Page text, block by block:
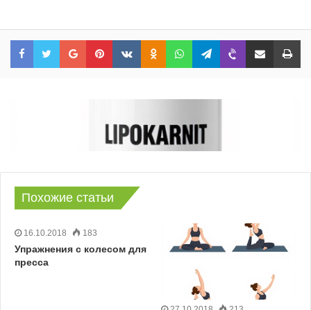
Facebook Twitter Google+ Pinterest VKontakte Odnoklassniki WhatsApp Telegram Viber Share via Email
Похожие статьи
16.10.2018 183
Упражнения с колесом для
пресса